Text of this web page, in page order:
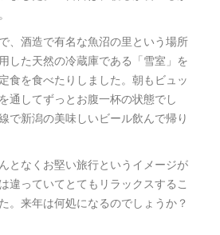
、酒造で有名な魚沼の里という場所
した天然の冷蔵庫である「雪室」を
食を食べたりしました。朝もビュッ
通してずっとお腹一杯の状態でし
で新潟の美味しいビール飲んで帰り
となくお堅い旅行というイメージが
違っていてとてもリラックスするこ
。来年は何処になるのでしょうか？